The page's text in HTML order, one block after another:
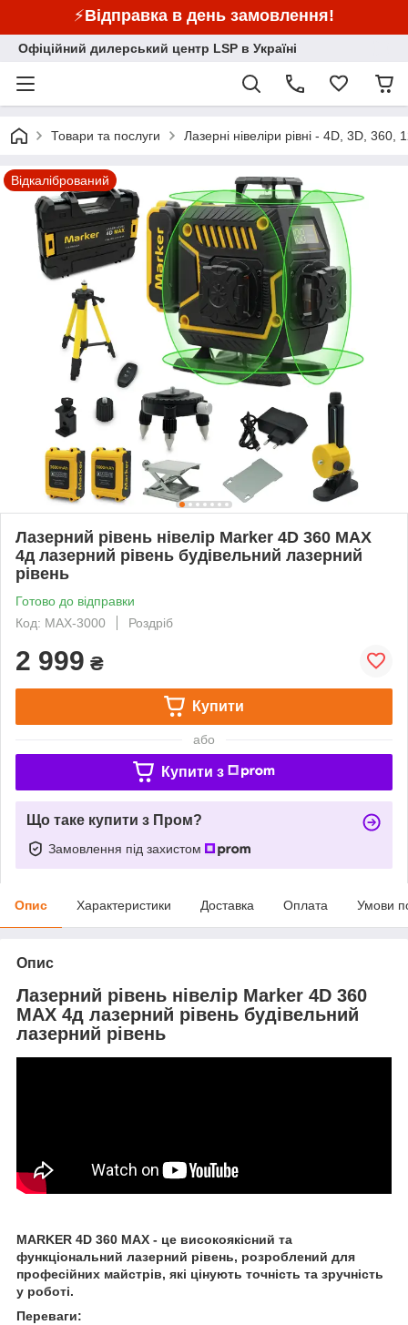
⚡Відправка в день замовлення!
Офіційний дилерський центр LSP в Україні
Товари та послуги Лазерні нівеліри рівні - 4D, 3D, 360,
Відкалібрований
Лазерний рівень нівелір Marker 4D 360 MAX
4д лазерний рівень будівельний лазерний
рівень
Готово до відправки
Код: МАХ-3000
Роздріб
2 999 ₴
Купити
або
Купити з
Що таке купити з Пром?
Замовлення під захистом
Опис Характеристики Доставка Оплата Умови
Опис
Лазерний рівень нівелір Marker 4D 360
MAX 4д лазерний рівень будівельний
лазерний рівень
MARKER 4D 360 MAX - це високоякісний та
функціональний лазерний рівень, розроблений для
професійних майстрів, які цінують точність та зручність
у роботі.
Переваги: